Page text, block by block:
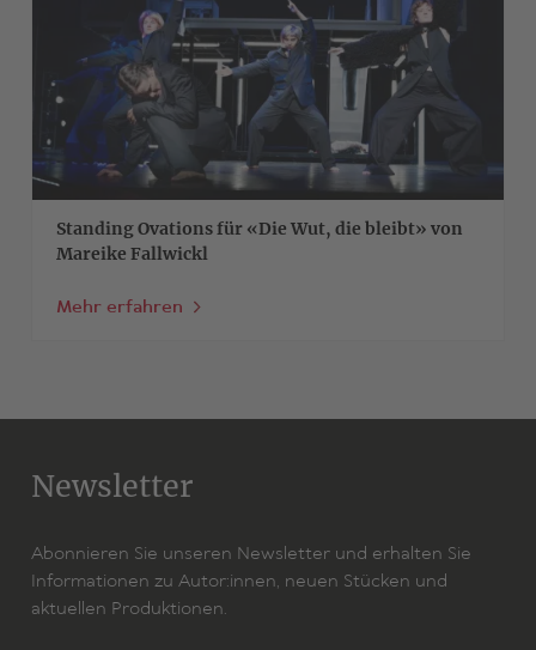
Standing Ovations für «Die Wut, die bleibt» von
Mareike Fallwickl
Mehr erfahren
Newsletter
Abonnieren Sie unseren Newsletter und erhalten Sie
Informationen zu Autor:innen, neuen Stücken und
aktuellen Produktionen.